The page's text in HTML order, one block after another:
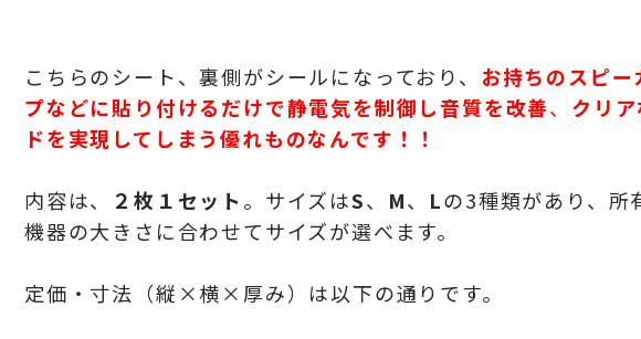
こちらのシート、裏側がシールになっており、 お持ちのスピー
プなどに貼り付けるだけで静電気を制御し音質を改善、 クリ
ドを実現してしまう優れものなんです！！
内容は、 ２枚１セット。サイズはS、 M、 Lの3種類があり、所
機器の大きさに合わせてサイズが選べます。
定価・寸法（縦×横×厚み）は以下の通りです。